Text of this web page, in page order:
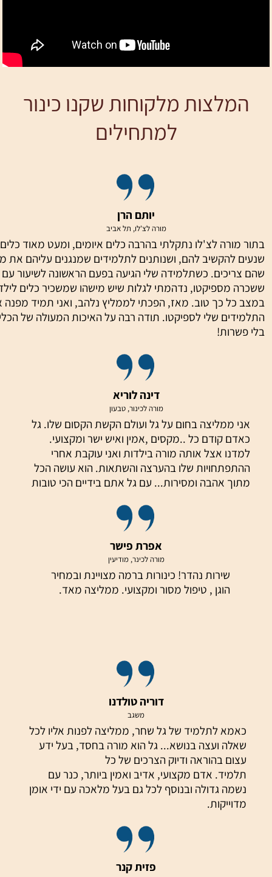
המלצות מלקוחות שקנו כינור
למתחילים
יותם הרן
מורה לצ'לו, תל אביב
בתור מורה לצ'לו נתקלתי בהרבה כלים איומים, ומעט מאוד כלים
שנעים להקשיב להם, ושנותנים לתלמידים שמנגנים עליהם את
שהם צריכים. כשתלמידה שלי הגיעה בפעם הראשונה לשיעור עם
ששכרה מספיקטו, נדהמתי לגלות שיש מישהו שמשכיר כלים
במצב כל כך טוב. מאז, הפכתי לממליץ נלהב, ואני תמיד
התלמידים שלי לספיקטו. תודה רבה על האיכות המעולה של
בלי פשרות!
דינה לוריא
מורה לכינור, טבעון
אני ממליצה בחום על גל ועולם הקשת הקסום שלו. גל
כאדם קודם כל ..מקסים ,אמין ואיש ישר ומקצועי.
למדנו אצל אותה מורה בילדות ואני עוקבת אחרי
ההתפתחויות שלו בהערצה והשתאות. הוא עושה הכל
מתוך אהבה ומסירות... עם גל אתם בידיים הכי טובות
אפרת פישר
מורה לכינר, מודיעין
שירות נהדר! כינורות ברמה מצויינת ובמחיר
הוגן , טיפול מסור ומקצועי. ממליצה מאד.
דוריה טולדנו
משגב
כאמא לתלמיד של גל שחר, ממליצה לפנות אליו לכל
שאלה ועצה בנושא... גל הוא מורה בחסד, בעל ידע
עצום בהוראה ודיוק הצרכים של כל
תלמיד. אדם מקצועי, אדיב ואמין ביותר, כנר עם
נשמה גדולה ובנוסף לכל גם בעל מלאכה עם ידי אומן
מדוייקות.
פזית קנר